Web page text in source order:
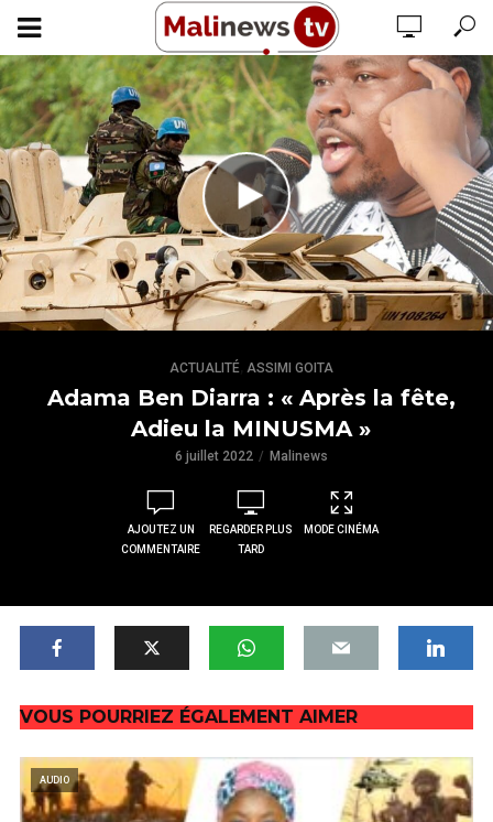
ACTUALITÉ, ASSIMI GOITA
Adama Ben Diarra : « Après la fête,
Adieu la MINUSMA »
6 juillet 2022 Malinews
AJOUTEZ UN
COMMENTAIRE
REGARDER PLUS
TARD
MODE CINÉMA
VOUS POURRIEZ ÉGALEMENT AIMER
AUDIO